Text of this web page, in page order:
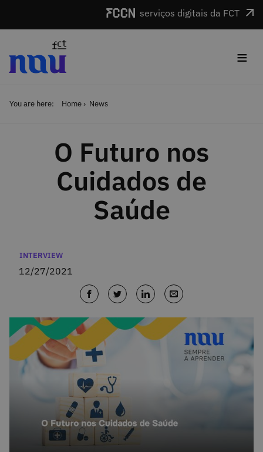
serviços digitais da FCT
≡
You are here: Home News
O Futuro nos
Cuidados de
Saúde
Categories
INTERVIEW
12/27/2021